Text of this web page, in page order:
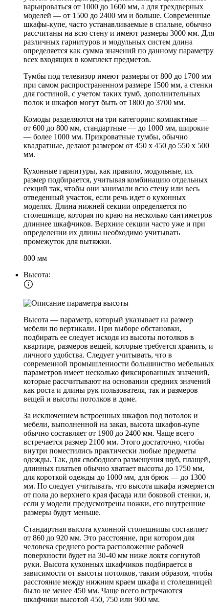
варьироваться от 1000 до 1600 мм, а для трехдверных
моделей — от 1500 до 2400 мм и больше. Современные
шкафы-купе, часто устанавливаемые в спальне, обычно
рассчитаны на всю стену и имеют размеры 3000 мм. Для
различных гарнитуров и модульных систем длина
определяется как сумма значений по данному параметру
всех входящих в комплект предметов.
Тумбы под телевизор имеют размеры от 800 до 1700 мм
при самом распространенном размере 1500 мм, а стенки
для гостиной, с учетом таких тумб, дополнительных
полок и шкафов могут быть от 1800 до 3700 мм.
Комоды разделяются на три категории: компактные —
от 600 до 800 мм, стандартные — до 1000 мм, широкие
— более 1000 мм. Прикроватные тумбы, обычно
квадратные, делают размером от 450 х 450 до 550 х 500
мм.
Кухонные гарнитуры, как правило, модульные, их
размер подбирается, учитывая комбинацию отдельных
секций так, чтобы они занимали всю стену или весь
отведенный участок, если речь идет о кухонных
моделях. Длина нижней секции определяется по
столешнице, которая по краю на несколько сантиметров
длиннее шкафчиков. Верхние секции часто уже и при
определении их длины необходимо учитывать
промежуток для вытяжки.
800 мм
Высота:
Высота — параметр, который указывает на размер
мебели по вертикали. При выборе обстановки,
подбирать ее следует исходя из высоты потолков в
квартире, размеров вещей, которые требуется хранить, и
личного удобства. Следует учитывать, что в
современной промышленности большинство мебельных
параметров имеет несколько фиксированных значений,
которые рассчитывают на основании средних значений
как роста и длины рук пользователя, так и размеров
вещей и высоты потолков в доме.
За исключением встроенных шкафов под потолок и
мебели, выполненной на заказ, высота шкафов-купе
обычно составляет от 1900 до 2400 мм. Чаще всего
встречается размер 2100 мм. Этого достаточно, чтобы
внутри поместились практически любые предметы
одежды. Так, для свободного размещения шуб, плащей,
длинных платьев обычно хватает высоты до 1750 мм,
для короткой одежды до 1000 мм, для брюк — до 1300
мм. Но следует учитывать, что высота шкафа измеряется
от пола до верхнего края фасада или боковой стенки, и,
если у модели предусмотрены ножки, его внутренние
размеры будут меньше.
Стандартная высота кухонной столешницы составляет
от 860 до 920 мм. Это расстояние, при котором для
человека среднего роста расположение рабочей
поверхности будет на 30-40 мм ниже локтя согнутой
руки. Высота кухонных шкафчиков подбирается в
зависимости от высоты потолков, таким образом, чтобы
расстояние между нижним краем шкафа и столешницей
было не менее 450 мм. Чаще всего встречаются
шкафчики высотой 450, 750 или 900 мм.